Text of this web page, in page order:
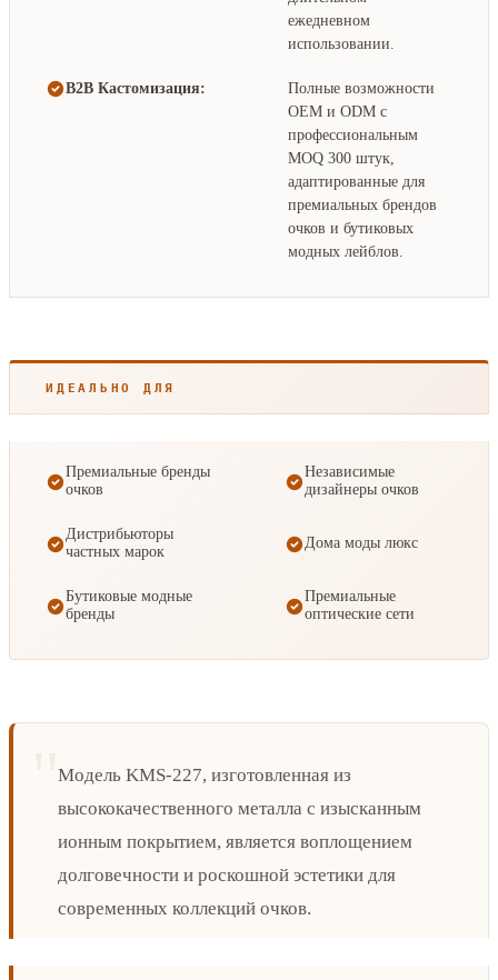
ежедневном
использовании.
B2B Кастомизация:
Полные возможности
OEM и ODM с
профессиональным
MOQ 300 штук,
адаптированные для
премиальных брендов
очков и бутиковых
модных лейблов.
ИДЕАЛЬНО ДЛЯ
Премиальные бренды
очков
Независимые
дизайнеры очков
Дистрибьюторы
частных марок
Дома моды люкс
Бутиковые модные
бренды
Премиальные
оптические сети
Модель KMS-227, изготовленная из
высококачественного металла с изысканным
ионным покрытием, является воплощением
долговечности и роскошной эстетики для
современных коллекций очков.